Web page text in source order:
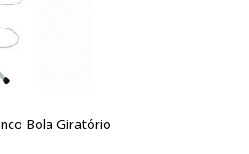
Bola Giratório